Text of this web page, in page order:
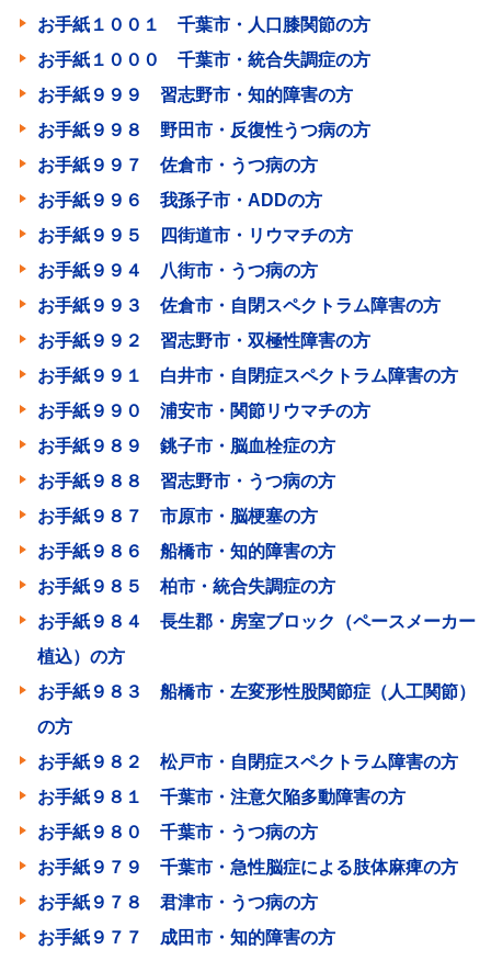
お手紙１００１ 千葉市・人口膝関節の方
お手紙１０００ 千葉市・統合失調症の方
お手紙９９９ 習志野市・知的障害の方
お手紙９９８ 野田市・反復性うつ病の方
お手紙９９７ 佐倉市・うつ病の方
お手紙９９６ 我孫子市・ADDの方
お手紙９９５ 四街道市・リウマチの方
お手紙９９４ 八街市・うつ病の方
お手紙９９３ 佐倉市・自閉スペクトラム障害の方
お手紙９９２ 習志野市・双極性障害の方
お手紙９９１ 白井市・自閉症スペクトラム障害の方
お手紙９９０ 浦安市・関節リウマチの方
お手紙９８９ 銚子市・脳血栓症の方
お手紙９８８ 習志野市・うつ病の方
お手紙９８７ 市原市・脳梗塞の方
お手紙９８６ 船橋市・知的障害の方
お手紙９８５ 柏市・統合失調症の方
お手紙９８４ 長生郡・房室ブロック（ペースメーカー
植込）の方
お手紙９８３ 船橋市・左変形性股関節症（人工関節）
の方
お手紙９８２ 松戸市・自閉症スペクトラム障害の方
お手紙９８１ 千葉市・注意欠陥多動障害の方
お手紙９８０ 千葉市・うつ病の方
お手紙９７９ 千葉市・急性脳症による肢体麻痺の方
お手紙９７８ 君津市・うつ病の方
お手紙９７７ 成田市・知的障害の方